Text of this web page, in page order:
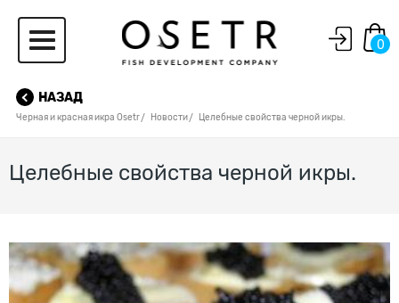
0
НАЗАД
Черная и красная икра Osetr Новости Целебные свойства черной икры.
Целебные свойства черной икры.